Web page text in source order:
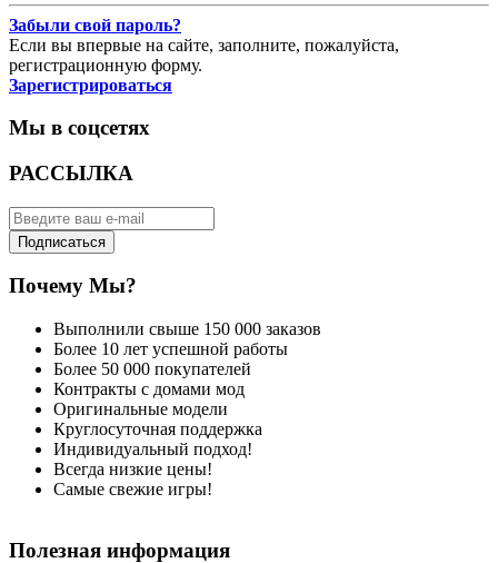
Забыли свой пароль?
Если вы впервые на сайте, заполните, пожалуйста,
регистрационную форму.
Зарегистрироваться
Мы в соцсетях
РАССЫЛКА
Подписаться
Почему Мы?
Выполнили свыше 150 000 заказов
Более 10 лет успешной работы
Более 50 000 покупателей
Контракты с домами мод
Оригинальные модели
Круглосуточная поддержка
Индивидуальный подход!
Всегда низкие цены!
Самые свежие игры!
Полезная информация